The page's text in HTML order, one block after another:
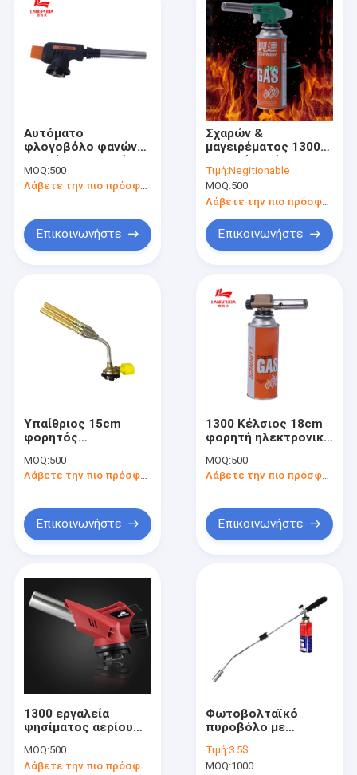
Σπίτι
Γύρος εργοστασίων
Ποιοτικός έλεγχος
Ειδήσεις
Πυροβόλο όπλο φανών αερίου
Πυροβόλο όπλο φανών κουζινών
Πυροβόλο όπλο φανών συγκόλλησης
Φανός θέρμανσης αερίου
Αυτόματο
φλογοβόλο φανών
στρατοπέδευσης
ανάφλεξης
MOQ:500
Λάβετε την πιο πρόσφατη τιμή
Επικοινωνήστε
Σχαρών &
μαγειρέματος 1300
φανών ανάφλεξη
πυροβόλων όπλων
αυτόματη
Τιμή:Negitionable
MOQ:500
Επικοινωνήστε
Υπαίθριος 15cm
φορητός
φανός βουτανίου
φανών συγκόλλησης
MOQ:500
Λάβετε την πιο πρόσφατη τιμή
Επικοινωνήστε
1300 Κέλσιος 18cm
φορητή ηλεκτρονική
πυροβόλων όπλων
φανών αερίου
MOQ:500
Λάβετε την πιο πρόσφατη τιμή
Επικοινωνήστε
1300 εργαλεία
ψησίματος αερίου
όπλων φανών
κουζινών ανάφλεξης
MOQ:500
Λάβετε την πιο πρόσφατη τιμή
Φωτοβολταϊκό
πυροβόλο με
συγκόλληση αερίου
Φωτοβολταϊκό
Τιμή:3.5$
MOQ:1000